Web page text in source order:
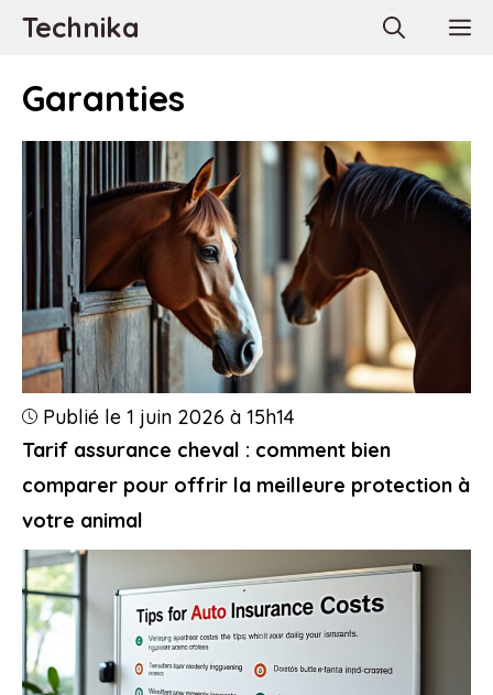
AllerTechnika
Garanties
Tarif assurance cheval : comment bien
comparer pour offrir la meilleure protection à
votre animal
Publié le 1 juin 2026 à 15h14